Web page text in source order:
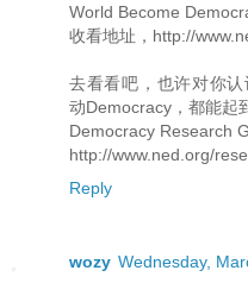
World Become
收看地址，http://
去看看吧，也许对你
动Democracy，都能起
Democracy Research
http://www.ned.org/
Reply
wozy Wednesday,